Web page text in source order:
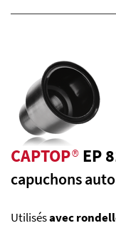
CAPTOP®EP
capuchons
Utilisésavec